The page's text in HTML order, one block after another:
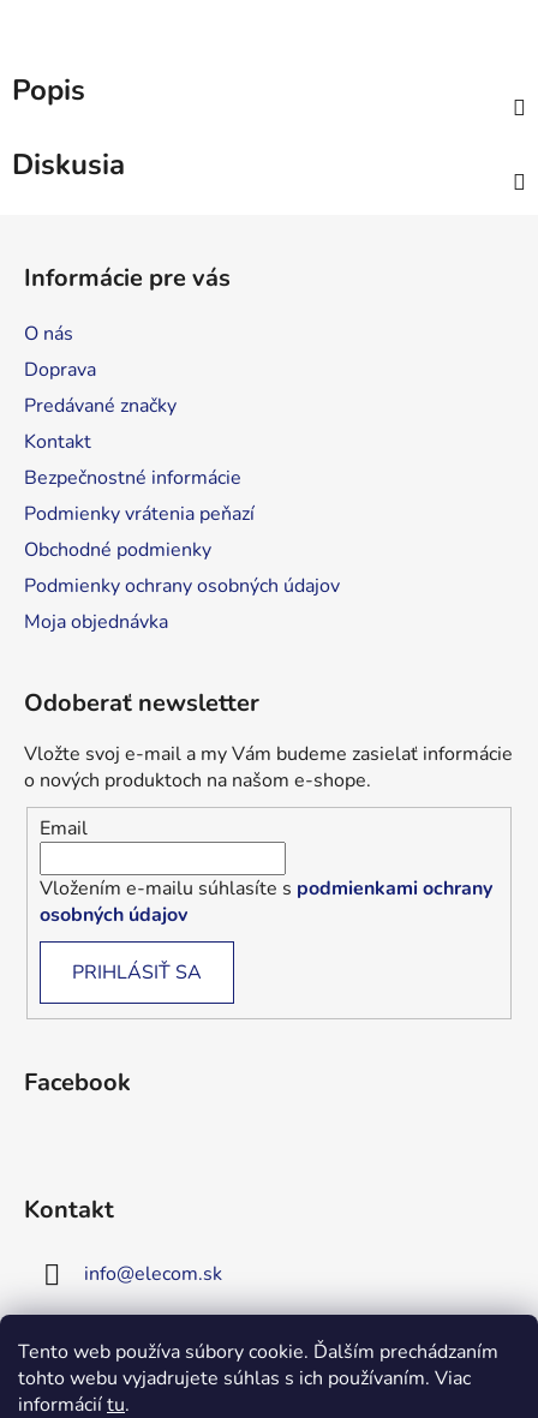
Tento web používa súbory cookie. Ďalším prechádzaním
tohto webu vyjadrujete súhlas s ich používaním. Viac
informáciítu.
Upozornenie!
Popis
Diskusia
Informácie pre vás
O nás
Doprava
Predávané značky
Kontakt
Bezpečnostné informácie
Podmienky vrátenia peňazí
Obchodné podmienky
Podmienky ochrany osobných údajov
Moja objednávka
Odoberať newsletter
Vložte svoj e-mail a my Vám budeme zasielať informácie
o nových produktoch na našom e-shope.
Email
Vložením e-mailu súhlasíte s podmienkami ochrany
osobných údajov
PRIHLÁSIŤ SA
Facebook
Kontakt
info@elecom.sk